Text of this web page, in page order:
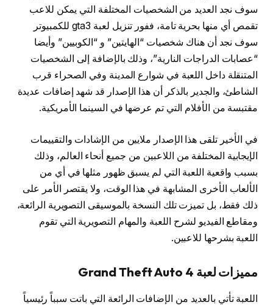
سوف نجد العديد من الشخصيات المختلفة التي يمكن للاعب
تقمص أي منها بحرية تامة، ففور تنزيل لعبة gta3 للكمبيوتر
سوف نجد أن هناك شخصيات “الهايتين” و “الكوبيين” وأيضا
“عصابات الدراجات النارية”، وذلك بالإضافة إلى الشخصيات
المتنقلة داخل اللعبة في شوارع المدينة وفي الصحراء قرب
الشاطئ، والجدير بالذكر أن هذا الإصدار قد شهد إضافات عديدة
مقتبسة من الأفلام التي تم عرضها في السينما الأمريكية.
في الأخير تلقى هذا الإصدار ملايين من الإشادات والتقييمات
الإيجابية المختلفة من اللاعبين من جميع أنحاء العالم، وذلك
بسبب واقعية اللعبة التي لم يسبق ظهور مثلها في أي من
الألعاب الأخرى المشابهة في هذا الوقت، ولا يقتصر الأمر على
ذلك فقط، بل تميزت تلك النسخة بالموسيقى التصويرية الرائعة،
ومقاطع الفيديو لشرح اللعبة والمهام التصويرية التي تقوم
اللعبة بشرحها للاعبين.
مميزات لعبة Grand Theft Auto 4
اللعبة تأتي بالعديد من الإضافات الرائعة التي باتت سبباً رئيسياً